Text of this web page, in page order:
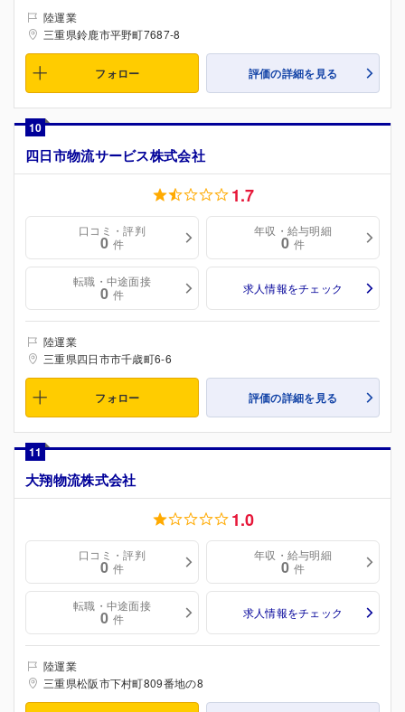
陸運業
三重県鈴鹿市平野町7687-8
フォロー 評価の詳細を見る
10
四日市物流サービス株式会社
1.7
口コミ・評判
0 件
年収・給与明細
0 件
転職・中途面接
0 件 求人情報をチェック
陸運業
三重県四日市市千歳町6-6
フォロー 評価の詳細を見る
11
大翔物流株式会社
1.0
口コミ・評判
0 件
年収・給与明細
0 件
転職・中途面接
0 件 求人情報をチェック
陸運業
三重県松阪市下村町809番地の8